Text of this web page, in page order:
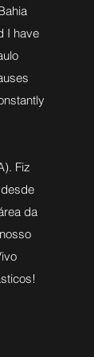
I have
Fiz
da